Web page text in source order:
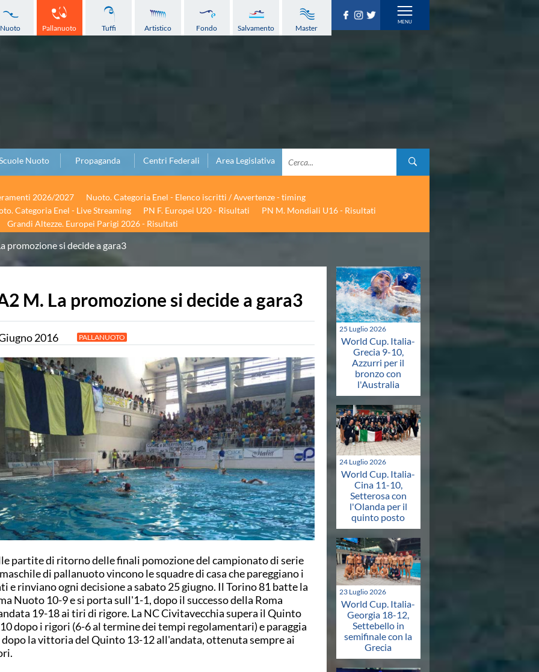
Nuoto Pallanuoto Tuffi Artistico Fondo Salvamento Master
Nuoto Propaganda Centri Federali Area Legislativa
2026/2027
Nuoto. Categoria Enel - Elenco iscritti / Avvertenze - timing
Categoria Enel - Live Streaming PN F. Europei U20 - Risultati
PN M. Mondiali U16 - Risultati
Grandi Altezze. Europei Parigi 2026 - Risultati
promozione si decide a gara3
M. La promozione si decide a gara3
2016 PALLANUOTO
partite di ritorno delle finali pomozione del campionato di serie
di pallanuoto vincono le squadre di casa che pareggiano i
e rinviano ogni decisione a sabato 25 giugno. Il Torino 81 batte la
Nuoto 10-9 e si porta sull'1-1, dopo il successo della Roma
19-18 ai tiri di rigore. La NC Civitavecchia supera il Quinto
dopo i rigori (6-6 al termine dei tempi regolamentari) e paraggia
dopo la vittoria del Quinto 13-12 all'andata, ottenuta sempre ai
25 Luglio 2026
World Cup. Italia-
Grecia 9-10,
Azzurri per il
bronzo con
l'Australia
24 Luglio 2026
World Cup. Italia-
Cina 11-10,
Setterosa con
l'Olanda per il
quinto posto
23 Luglio 2026
World Cup. Italia-
Georgia 18-12,
Settebello in
semifinale con la
Grecia